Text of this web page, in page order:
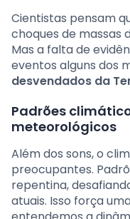
Cientistas pensam
choques de massas
Mas a falta de
eventos alguns dos
desvendados da
Padrões
meteorológicos
Além dos sons, o
preocupantes.
repentina,
atuais. Isso força